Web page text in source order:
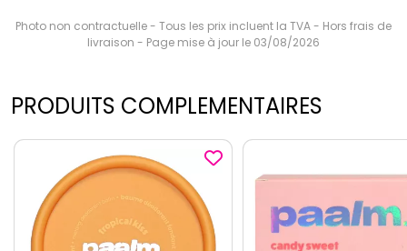
Photo non contractuelle - Tous les prix incluent la TVA - Hors frais de
livraison - Page mise à jour le 03/08/2026
PRODUITS COMPLEMENTAIRES